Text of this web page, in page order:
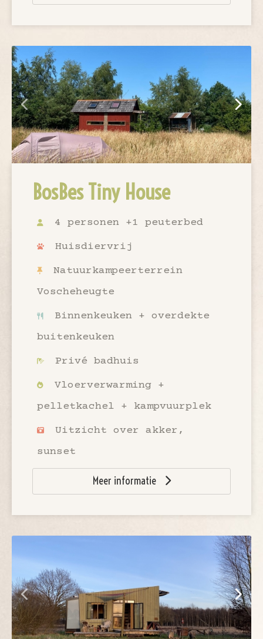
BosBes Tiny House
4 personen +1 peuterbed
Huisdiervrij
Natuurkampeerterrein
Voscheheugte
Binnenkeuken + overdekte
buitenkeuken
Privé badhuis
Vloerverwarming +
pelletkachel + kampvuurplek
Uitzicht over akker,
sunset
Meer informatie